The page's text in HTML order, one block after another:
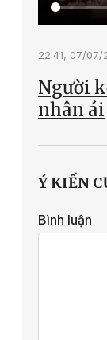
22:41, 07/07/
Người
nhân ái
Ý KIẾN
Bình luận